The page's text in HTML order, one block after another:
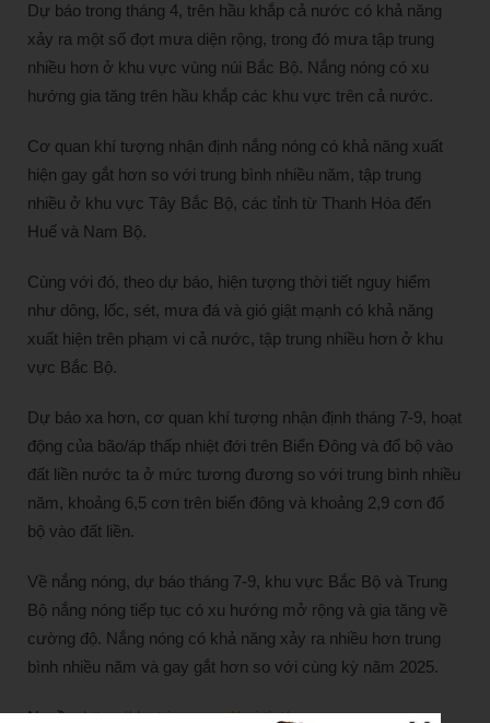
Dự báo trong tháng 4, trên hầu khắp cả nước có khả năng
xảy ra một số đợt mưa diện rộng, trong đó mưa tập trung
nhiều hơn ở khu vực vùng núi Bắc Bộ. Nắng nóng có xu
hướng gia tăng trên hầu khắp các khu vực trên cả nước.
Cơ quan khí tượng nhận định nắng nóng có khả năng xuất
hiện gay gắt hơn so với trung bình nhiều năm, tập trung
nhiều ở khu vực Tây Bắc Bộ, các tỉnh từ Thanh Hóa đến
Huế và Nam Bộ.
Cùng với đó, theo dự báo, hiện tượng thời tiết nguy hiểm
như dông, lốc, sét, mưa đá và gió giật mạnh có khả năng
xuất hiện trên phạm vi cả nước, tập trung nhiều hơn ở khu
vực Bắc Bộ.
Dự báo xa hơn, cơ quan khí tượng nhận định tháng 7-9, hoạt
động của bão/áp thấp nhiệt đới trên Biển Đông và đổ bộ vào
đất liền nước ta ở mức tương đương so với trung bình nhiều
năm, khoảng 6,5 cơn trên biển đông và khoảng 2,9 cơn đổ
bộ vào đất liền.
Về nắng nóng, dự báo tháng 7-9, khu vực Bắc Bộ và Trung
Bộ nắng nóng tiếp tục có xu hướng mở rộng và gia tăng về
cường độ. Nắng nóng có khả năng xảy ra nhiều hơn trung
bình nhiều năm và gay gắt hơn so với cùng kỳ năm 2025.
Nguồn:https://dantri.com.vn/thoi-tiet/nam-nay-nang-nong-